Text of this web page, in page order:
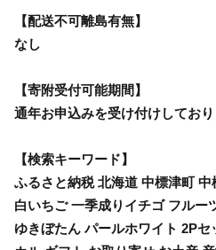
【配送不可離島有無】
なし
【寄附受付可能期間】
通年お申込みを受け付けしており
【検索キーワード】
ふるさと納税 北海道 中標津町
白いちご 一季成りイチゴ フルー
ゆきぼたん パールホワイト 2P